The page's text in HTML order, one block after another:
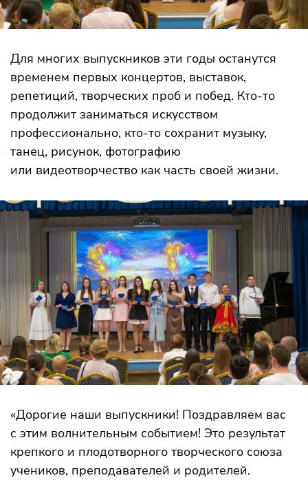
Для многих выпускников эти годы останутся
временем первых концертов, выставок,
репетиций, творческих проб и побед. Кто-то
продолжит заниматься искусством
профессионально, кто-то сохранит музыку,
танец, рисунок, фотографию
или видеотворчество как часть своей жизни.
«Дорогие наши выпускники! Поздравляем вас
с этим волнительным событием! Это результат
крепкого и плодотворного творческого союза
учеников, преподавателей и родителей.